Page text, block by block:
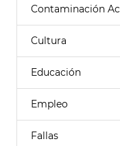
Contaminación
Cultura
Educación
Empleo
Fallas